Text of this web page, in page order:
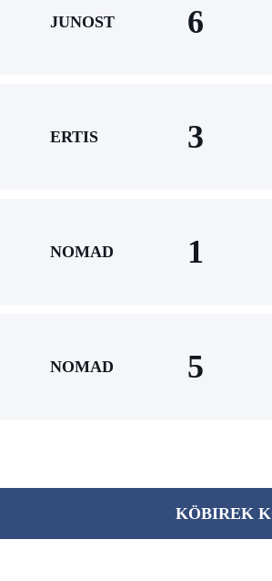
JUNOST 6
ERTIS 3
NOMAD 1
NOMAD 5
KÖBІREK